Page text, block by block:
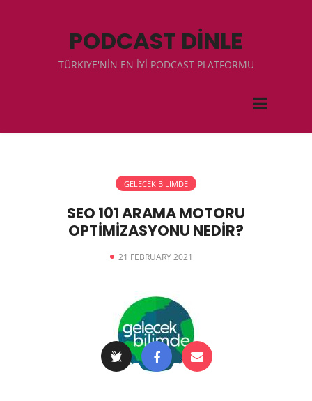
PODCAST DİNLE
TÜRKIYE'NİN EN İYİ PODCAST PLATFORMU
GELECEK BILIMDE
SEO 101 ARAMA MOTORU
OPTİMİZASYONU NEDİR?
21 FEBRUARY 2021